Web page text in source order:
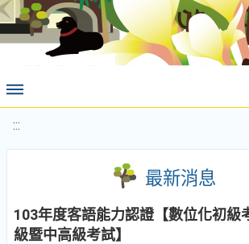
:::
最新消息
103年度客語能力認證【數位化初級
級暨中高級考試】